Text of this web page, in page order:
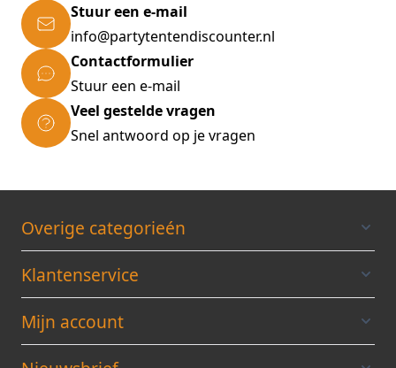
Stuur een e-mail
info@partytentendiscounter.nl
Contactformulier
Stuur een e-mail
Veel gestelde vragen
Snel antwoord op je vragen
Overige categorieén
Klantenservice
Mijn account